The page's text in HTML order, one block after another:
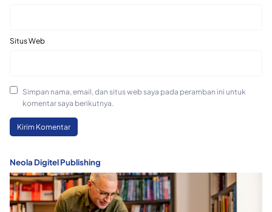
Situs Web
Simpan nama, email, dan situs web saya pada peramban ini untuk
komentar saya berikutnya.
Neola Digitel Publishing